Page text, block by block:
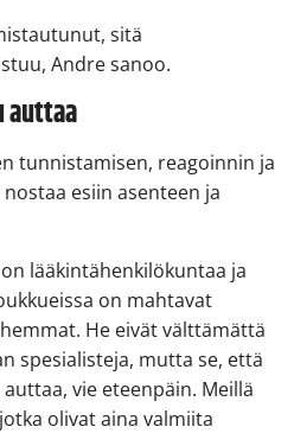
sitä
Andre sanoo.
auttaa
tunnistamisen, reagoinnin ja
esiin asenteen ja
lääkintähenkilökuntaa ja
on mahtavat
He eivät välttämättä
spesialisteja, mutta se, että
vie eteenpäin. Meillä
olivat aina valmiita